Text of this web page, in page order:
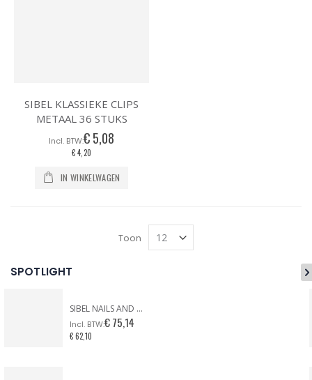
SIBEL KLASSIEKE CLIPS
METAAL 36 STUKS
€ 5,08
€ 4,20
IN WINKELWAGEN
Toon
SPOTLIGHT
SIBEL NAILS AND MORE ZEBRA CASE
€ 75,14
€ 62,10